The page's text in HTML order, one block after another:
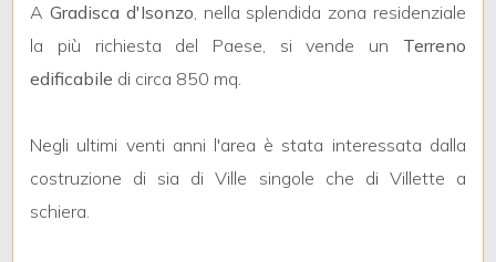
A Gradisca d'Isonzo, nella splendida zona residenziale
la più richiesta del Paese, si vende un Terreno
edificabile di circa 850 mq.
Negli ultimi venti anni l'area è stata interessata dalla
costruzione di sia di Ville singole che di Villette a
schiera.
Locali
Qualsiasi